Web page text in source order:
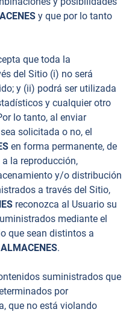
y que por lo tanto
que toda la
del Sitio (i) no será
y (ii) podrá ser utilizada
y cualquier otro
lo tanto, al enviar
solicitada o no, el
en forma permanente, de
la reproducción,
y/o distribución
a través del Sitio,
reconozca al Usuario su
mediante el
que sean distintos a
ALMACENES.
suministrados que
por
que no está violando